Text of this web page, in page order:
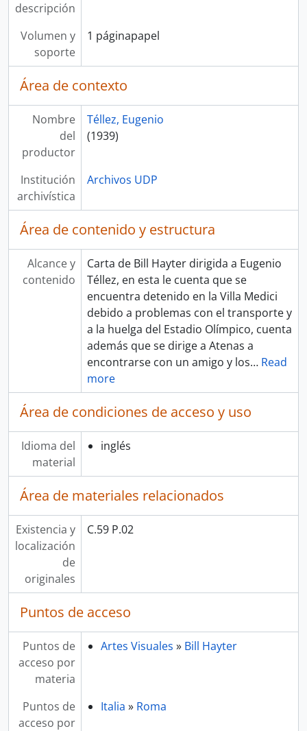
descripción
Volumen y
soporte
1 páginapapel
Área de contexto
Nombre
del
productor
Téllez, Eugenio
(1939)
Institución
archivística
Archivos UDP
Área de contenido y estructura
Alcance y
contenido
Carta de Bill Hayter dirigida a Eugenio
Téllez, en esta le cuenta que se
encuentra detenido en la Villa Medici
debido a problemas con el transporte y
a la huelga del Estadio Olímpico, cuenta
además que se dirige a Atenas a
encontrarse con un amigo y los… Read
more
Área de condiciones de acceso y uso
Idioma del
material
inglés
Área de materiales relacionados
Existencia y
localización
de
originales
C.59 P.02
Puntos de acceso
Puntos de
acceso por
materia
Artes Visuales » Bill Hayter
Puntos de
acceso por
Italia » Roma